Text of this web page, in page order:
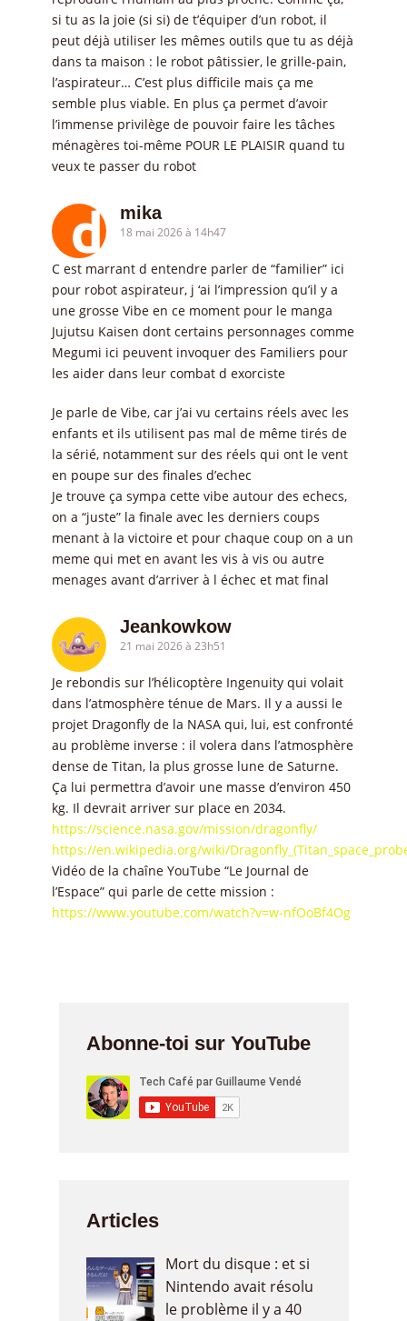
si tu as la joie (si si) de t’équiper d’un robot, il
peut déjà utiliser les mêmes outils que tu as déjà
dans ta maison : le robot pâtissier, le grille-pain,
l’aspirateur… C’est plus difficile mais ça me
semble plus viable. En plus ça permet d’avoir
l’immense privilège de pouvoir faire les tâches
ménagères toi-même POUR LE PLAISIR quand tu
veux te passer du robot
mika
18 mai 2026 à 14h47
C est marrant d entendre parler de “familier” ici
pour robot aspirateur, j ‘ai l’impression qu’il y a
une grosse Vibe en ce moment pour le manga
Jujutsu Kaisen dont certains personnages comme
Megumi ici peuvent invoquer des Familiers pour
les aider dans leur combat d exorciste
Je parle de Vibe, car j’ai vu certains réels avec les
enfants et ils utilisent pas mal de même tirés de
la sérié, notamment sur des réels qui ont le vent
en poupe sur des finales d’echec
Je trouve ça sympa cette vibe autour des echecs,
on a “juste” la finale avec les derniers coups
menant à la victoire et pour chaque coup on a un
meme qui met en avant les vis à vis ou autre
menages avant d’arriver à l échec et mat final
Jeankowkow
21 mai 2026 à 23h51
Je rebondis sur l’hélicoptère Ingenuity qui volait
dans l’atmosphère ténue de Mars. Il y a aussi le
projet Dragonfly de la NASA qui, lui, est confronté
au problème inverse : il volera dans l’atmosphère
dense de Titan, la plus grosse lune de Saturne.
Ça lui permettra d’avoir une masse d’environ 450
kg. Il devrait arriver sur place en 2034.
https://science.nasa.gov/mission/dragonfly/
https://en.wikipedia.org/wiki/
Vidéo de la chaîne YouTube “Le Journal de
l’Espace” qui parle de cette mission :
https://www.youtube.com/watch?v=w-nfOoBf4Og
Abonne-toi sur YouTube
Articles
Mort du disque : et si
Nintendo avait résolu
le problème il y a 40